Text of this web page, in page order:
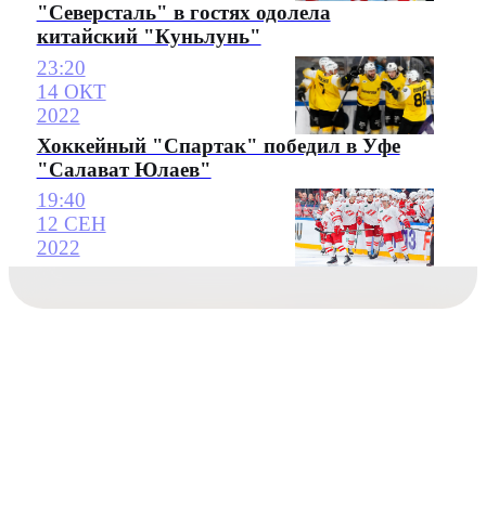
"Северсталь" в гостях одолела
китайский "Куньлунь"
23:20
14 ОКТ
2022
Хоккейный "Спартак" победил в Уфе
"Салават Юлаев"
19:40
12 СЕН
2022